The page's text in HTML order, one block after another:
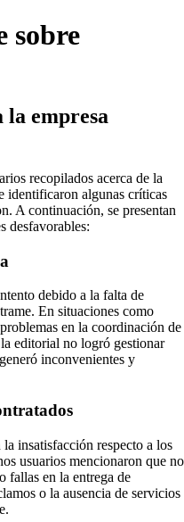
sobre
la empresa
recopilados acerca de la
identificaron algunas críticas
A continuación, se presentan
desfavorables:
debido a la falta de
En situaciones como
en la coordinación de
editorial no logró gestionar
inconvenientes y
insatisfacción respecto a los
usuarios mencionaron que no
fallas en la entrega de
o la ausencia de servicios